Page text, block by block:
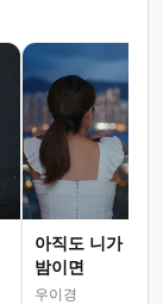
아직도 니가 그
밤이면
우이경